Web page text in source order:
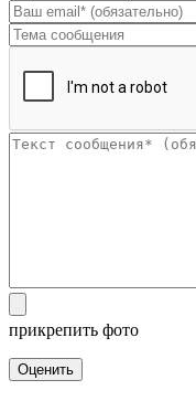
прикрепить фото
Оценить